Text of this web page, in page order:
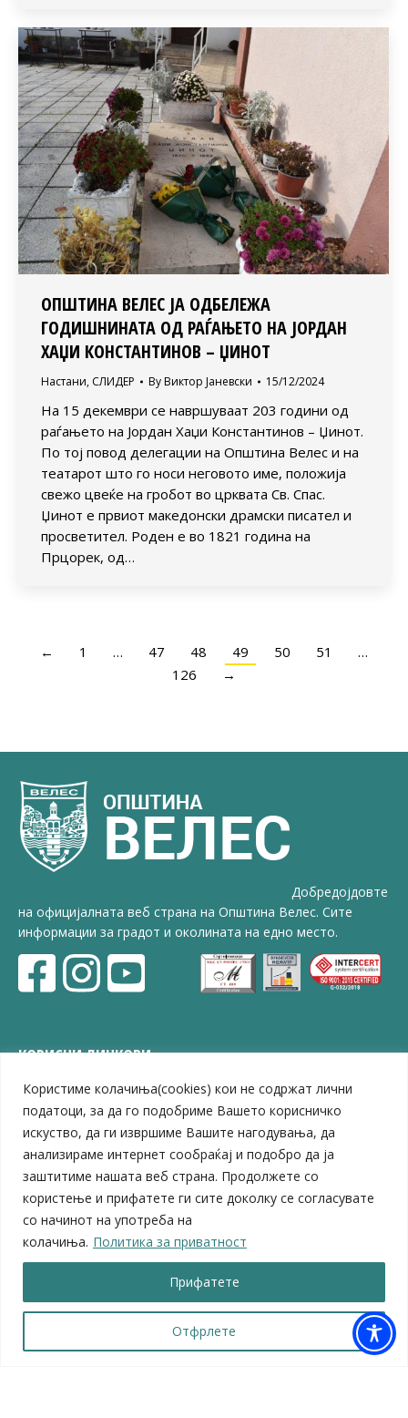
Користиме колачиња(cookies) кои не содржат лични
податоци, за да го подобриме Вашето корисничко
искуство, да ги извршиме Вашите нагодувања, да
анализираме интернет сообраќај и подобро да ја
заштитиме нашата веб страна. Продолжете со
користење и прифатете ги сите доколку се согласувате
со начинот на употреба на
колачиња. Политика за приватност
Отфрлете
Прифатете
ОПШТИНА ВЕЛЕС ЈА ОДБЕЛЕЖА
ГОДИШНИНАТА ОД РАЃАЊЕТО НА ЈОРДАН
ХАЏИ КОНСТАНТИНОВ – ЏИНОТ
Настани, СЛИДЕР By Виктор Јаневски 15/12/2024
На 15 декември се навршуваат 203 години од
раѓањето на Јордан Хаџи Константинов – Џинот.
По тој повод делегации на Општина Велес и на
театарот што го носи неговото име, положија
свежо цвеќе на гробот во црквата Св. Спас.
Џинот е првиот македонски драмски писател и
просветител. Роден е во 1821 година на
Прцорек, од…
← 1 … 47 48 49 50 51
…
126
→
Добредојдовте
на официјалната веб страна на Општина Велес. Сите
информации за градот и околината на едно место.
КОРИСНИ ЛИНКОВИ
ЗЕЛС – Заедница на единиците на локална самоуправа
Центар за развој на Вардарски плански регион
Јавно комунално претпријатие „Дервен“
ЈПССО „Парк – спорт и паркинзи“
ЛБ „Гоце Делчев“
ЛУ „Народен Музеј“
Влада на Република Северна Македонија
Собрание на Република Северна Македонија
Министерство за финансии
Министерство за локална самоуправа
Министерство за дигитална трансформација
Министерство за јавна администрација
Министерство за образование и наука